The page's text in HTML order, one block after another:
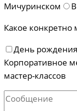
Мичуринском
Какое конкретно
День рождения
Корпоративное
мастер-классов